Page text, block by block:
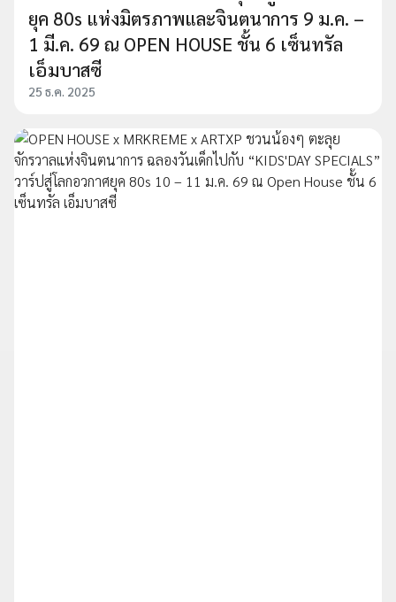
ยุค 80s แห่งมิตรภาพและจินตนาการ 9 ม.ค. –
1 มี.ค. 69 ณ OPEN HOUSE ชั้น 6 เซ็นทรัล
เอ็มบาสซี
25 ธ.ค. 2025